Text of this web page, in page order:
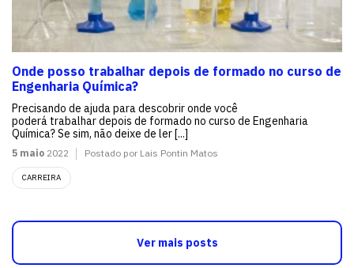
Onde posso trabalhar depois de formado no curso de
Engenharia Química?
Precisando de ajuda para descobrir onde você
poderá trabalhar depois de formado no curso de Engenharia
Química? Se sim, não deixe de ler [...]
5 maio 2022 Postado por Lais Pontin Matos
CARREIRA
Ver mais posts